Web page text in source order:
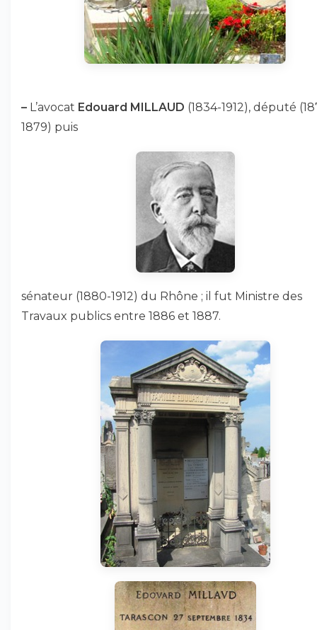
– L’avocat Edouard MILLAUD (1834-1912), député
1879) puis
sénateur (1880-1912) du Rhône ; il fut Ministre des
Travaux publics entre 1886 et 1887.